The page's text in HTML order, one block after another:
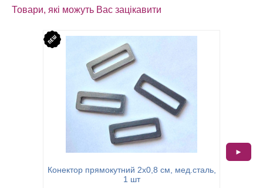
Товари, які можуть Вас зацікавити
Конектор прямокутний 2х0,8 см, мед.сталь,
1 шт
►